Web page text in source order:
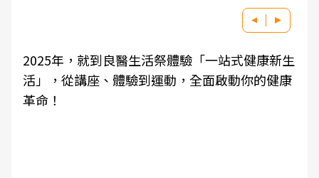
2025年，就到良醫生活祭體驗「一站式健康新生
活」，從講座、體驗到運動，全面啟動你的健康
革命！